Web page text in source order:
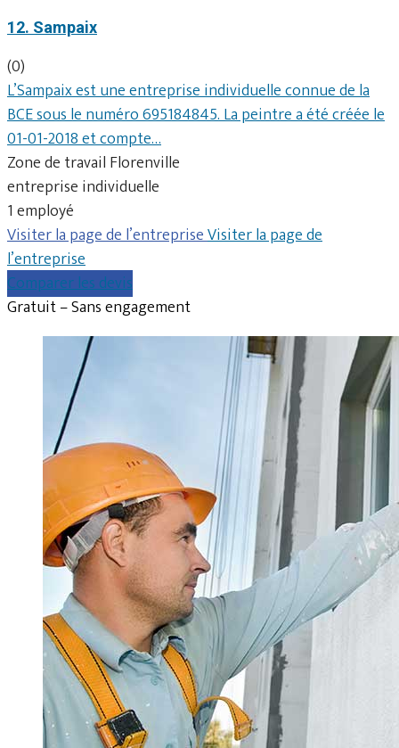
12. Sampaix
(0)
L’Sampaix est une entreprise individuelle connue de la
BCE sous le numéro 695184845. La peintre a été créée le
01-01-2018 et compte…
Zone de travail Florenville
entreprise individuelle
1 employé
Visiter la page de l’entrepriseVisiter la page de
l’entreprise
Comparer les devis
Gratuit – Sans engagement